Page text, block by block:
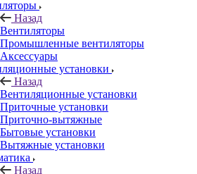
Назад
Вентиляторы
Промышленные вентиляторы
Аксессуары
установки
Назад
Вентиляционные установки
Приточные установки
Приточно-вытяжные
Бытовые установки
Вытяжные установки
Назад